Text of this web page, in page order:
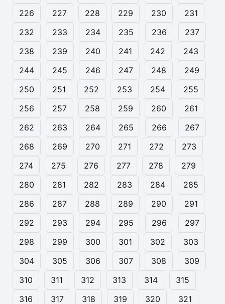
226
227 228 229 230
231
232
233 234 235 236
237
238
239 240 241 242
243
244
245 246 247 248
249
250
251 252 253 254
255
256
257 258 259 260
261
262
263 264 265 266
267
268
269 270 271 272
273
274
275 276 277 278
279
280
281 282 283 284
285
286
287 288 289 290
291
292
293 294 295 296
297
298
299 300 301 302
303
304
305 306 307 308
309
310
311 312 313 314
315
316
317 318 319 320
321